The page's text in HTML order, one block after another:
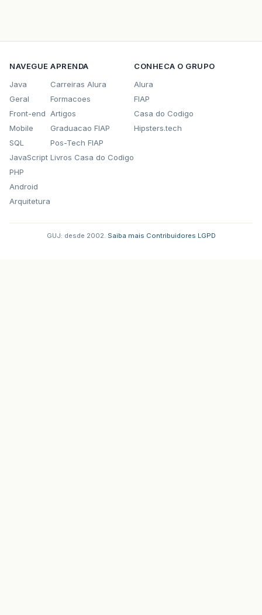
NAVEGUE
Java
Geral
Front-end
Mobile
SQL
JavaScript
PHP
Android
Arquitetura
APRENDA
Carreiras Alura
Formacoes
Artigos
Graduacao FIAP
Pos-Tech FIAP
Livros Casa do Codigo
CONHECA O GRUPO
Alura
FIAP
Casa do Codigo
Hipsters.tech
GUJ: desde 2002. Saiba mais Contribuidores LGPD